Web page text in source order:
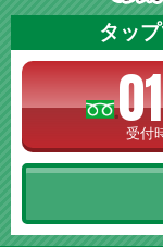
タッ
受付